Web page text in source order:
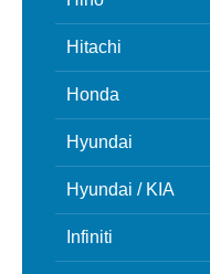
Hitachi
Honda
Hyundai
Hyundai / KIA
Infiniti